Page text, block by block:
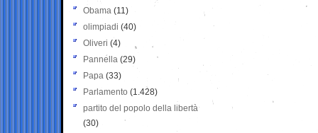
Obama (11)
olimpiadi (40)
Oliveri (4)
Pannella (29)
Papa (33)
Parlamento (1.428)
partito del popolo della libertà
(30)